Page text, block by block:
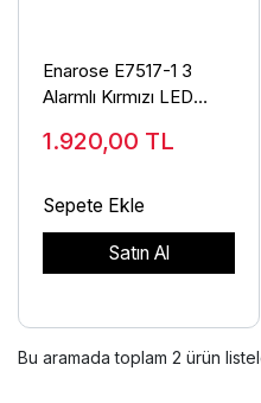
Enarose E7517-1 3
Alarmlı Kırmızı LED
Saati
1.920,00 TL
Sepete Ekle
Satın Al
Bu aramada toplam 2 ürün